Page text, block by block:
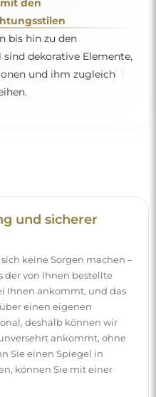
einen eigenen
deshalb können wir
ankommt, ohne
Sie einen Spiegel in
können Sie mit einer
und die Lieferung
liegt bei Ihnen.
Raumes bieten wir
an. Das gibt